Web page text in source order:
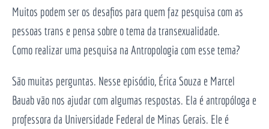
Muitos podem ser os desafios para quem faz pesquisa com as
pessoas trans e pensa sobre o tema da transexualidade.
Como realizar uma pesquisa na Antropologia com esse tema?
São muitas perguntas. Nesse episódio, Érica Souza e Marcel
Bauab vão nos ajudar com algumas respostas. Ela é antropóloga e
professora da Universidade Federal de Minas Gerais. Ele é